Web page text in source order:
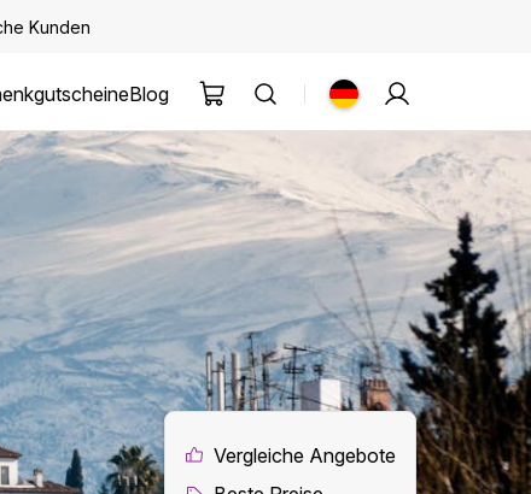
Kunden
Blog
Vergleiche Angebote